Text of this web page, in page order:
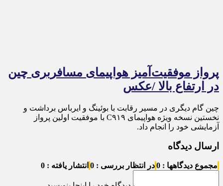
پرواز موفقیت‌آمیز هواپیمای مسافربری چین
در ارتفاع بالا /عکس
چین گام دیگری در مسیر رقابت با بوئینگ و ایرباس برداشت و
نخستین نسخه ویژه هواپیمای C۹۱۹ با موفقیت اولین پرواز
آزمایشی خود را انجام داد.
ارسال دیدگاه
مجموع دیدگاهها : 0 در انتظار بررسی : 0 انتشار یافته : 0